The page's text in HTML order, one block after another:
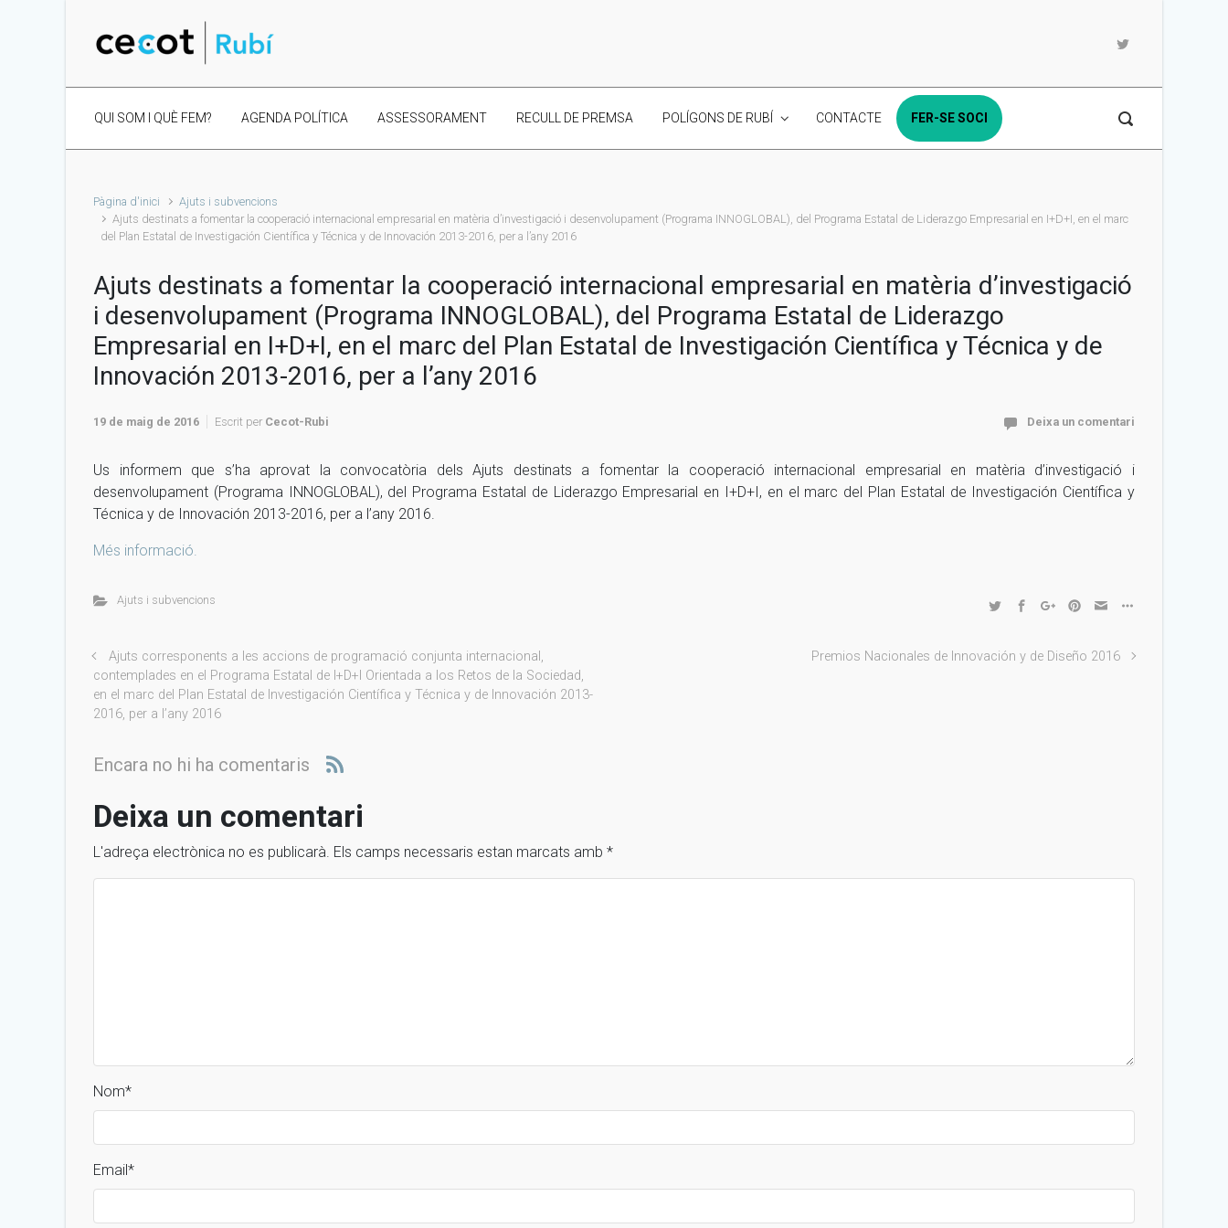
QUI SOM I QUÈ FEM? AGENDA POLÍTICA ASSESSORAMENT RECULL DE PREMSA POLÍGONS DE RUBÍ CONTACTE FER-SE SOCI
Pàgina d'inici
Ajuts i subvencions
Ajuts destinats a fomentar la cooperació internacional empresarial en matèria d’investigació i desenvolupament (Programa INNOGLOBAL), del Programa Estatal de Liderazgo Empresarial en I+D+I, en el marc
del Plan Estatal de Investigación Científica y Técnica y de Innovación 2013-2016, per a l’any 2016
Ajuts destinats a fomentar la cooperació internacional empresarial en matèria d’investigació
i desenvolupament (Programa INNOGLOBAL), del Programa Estatal de Liderazgo
Empresarial en I+D+I, en el marc del Plan Estatal de Investigación Científica y Técnica y de
Innovación 2013-2016, per a l’any 2016
19 de maig de 2016 Escrit per Cecot-Rubi Deixa un comentari
Us informem que s’ha aprovat la convocatòria dels Ajuts destinats a fomentar la cooperació internacional empresarial en matèria d’investigació i
desenvolupament (Programa INNOGLOBAL), del Programa Estatal de Liderazgo Empresarial en I+D+I, en el marc del Plan Estatal de Investigación Científica y
Técnica y de Innovación 2013-2016, per a l’any 2016.
Més informació.
Ajuts i subvencions
Ajuts corresponents a les accions de programació conjunta internacional,
contemplades en el Programa Estatal de I+D+I Orientada a los Retos de la Sociedad,
en el marc del Plan Estatal de Investigación Científica y Técnica y de Innovación 2013-
2016, per a l’any 2016
Premios Nacionales de Innovación y de Diseño 2016
Encara no hi ha comentaris
Deixa un comentari
L'adreça electrònica no es publicarà. Els camps necessaris estan marcats amb *
Nom*
Email*